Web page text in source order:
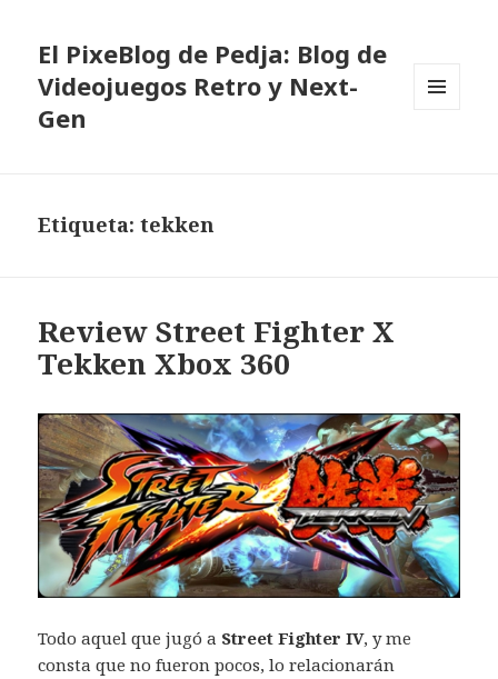
El PixeBlog de Pedja: Blog de
Videojuegos Retro y Next-
Gen
Etiqueta:tekken
Review Street Fighter X
Tekken Xbox 360
Todo aquel que jugó a Street Fighter IV, y me
consta que no fueron pocos, lo relacionarán